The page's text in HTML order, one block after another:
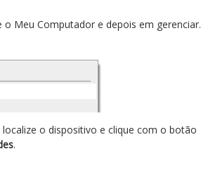
Meu Computador e depois em gerenciar.
localize o dispositivo e clique com o botão
.